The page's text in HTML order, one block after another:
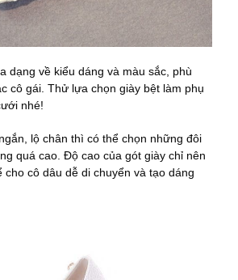
dạng về kiểu dáng và màu sắc, phù
cô gái. Thử lựa chọn giày bệt làm phụ
nhé!
lộ chân thì có thể chọn những đôi
quá cao. Độ cao của gót giày chỉ nên
cho cô dâu dễ di chuyển và tạo dáng